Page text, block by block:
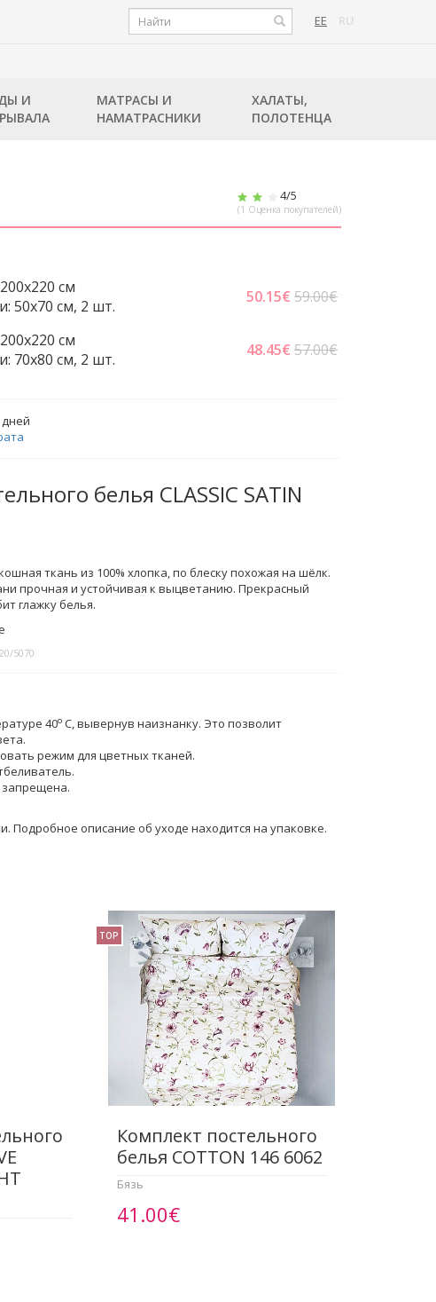
EE RU
И
МАТРАСЫ И
НАМАТРАСНИКИ
ХАЛАТЫ,
ПОЛОТЕНЦА
4/5
(1 Оценка покупателей)
cм
50x70 cм, 2 шт.
50.15€ 59.00€
cм
70x80 см, 2 шт.
48.45€ 57.00€
белья CLASSIC SATIN
ткань из 100% хлопка, по блеску похожая на шёлк.
прочная и устойчивая к выцветанию. Прекрасный
глажку белья.
5070
40o C, вывернув наизнанку. Это позволит
режим для цветных тканей.
запрещена.
Подробное описание об уходе находится на упаковке.
TOP
Комплект постельного
белья COTTON 146 6062
Бязь
41.00€